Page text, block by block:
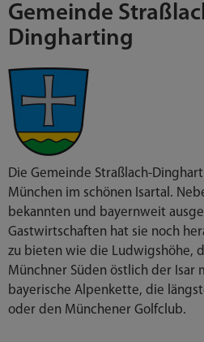
Gemeinde
Dingharting
Die Gemeinde Straßlach-
München im schönen Isartal.
bekannten und bayernweit
Gastwirtschaften hat sie noch
zu bieten wie die Ludwigshöhe,
Münchner Süden östlich der Isar
bayerische Alpenkette, die
oder den Münchener Golfclub.